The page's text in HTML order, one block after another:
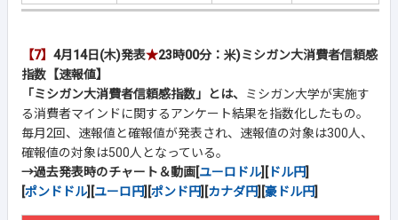
【7】 4月14日(木)発表★23時00分：米)ミシガン大消費者信頼感
指数【速報値】
「ミシガン大消費者信頼感指数」とは、
ミシガン大学が実施す
る消費者マインドに関するアンケート結果を指数化したもの。
毎月2回、速報値と確報値が発表され、速報値の対象は300人、
確報値の対象は500人となっている。
→過去発表時のチャート＆動画[ユーロドル][ ドル円]
[ポンドドル][ユーロ円][ポンド円][カナダ円][豪ドル円]